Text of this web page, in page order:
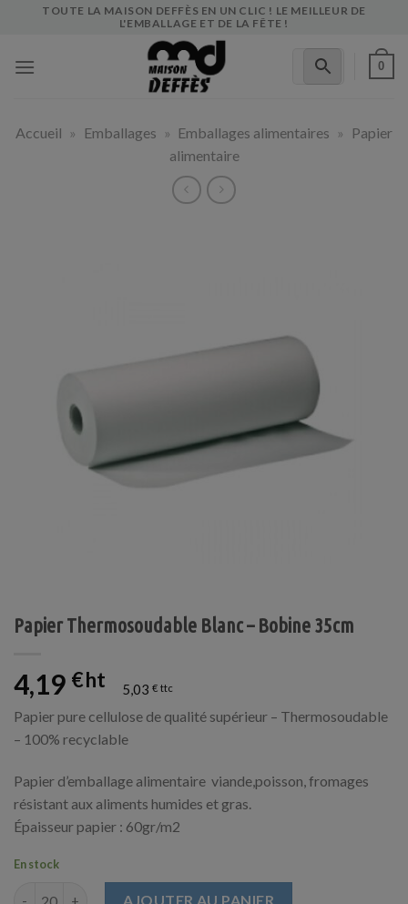
TOUTE LA MAISON DEFFÈS EN UN CLIC ! LE MEILLEUR DE
L'EMBALLAGE ET DE LA FÊTE !
0
Accueil » Emballages » Emballages alimentaires »
Papier
alimentaire
Papier Thermosoudable Blanc – Bobine 35cm
4,19 € 5,03 €
Papier pure cellulose de qualité supérieur – Thermosoudable
– 100% recyclable
Papier d’emballage alimentaire viande,poisson, fromages
résistant aux aliments humides et gras.
Épaisseur papier : 60gr/m2
En stock
quantité de Papier Thermosoudable Blanc - Bobine 35cm
AJOUTER AU PANIER